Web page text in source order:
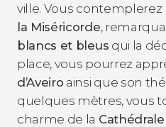
ville. Vous contemplerez
la Miséricorde,
blancs et bleus qui la
place, vous pourrez
d’Aveiro ainsi que son
quelques mètres, vous
charme de la Cathédrale